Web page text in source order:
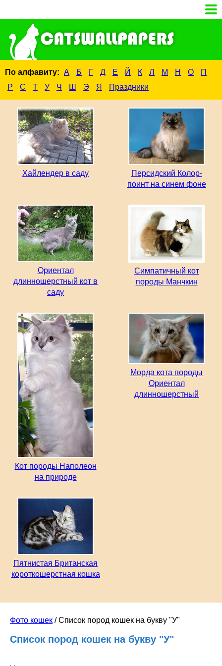
По алфавиту: А Б Г Д Е Й К Л М Н О
П
Р
С Т У Ч Ш Э Я Праздники
Фото кошек / Список пород кошек на букву "У"
Список пород кошек на букву "У"
Хайлендер в саду
Персидский Колор-
поинт на синем фоне
Ориентал
длинношерстный кот в
саду
Симпатичный кот
породы Манчкин
Кот породы Наполеон
на природе
Морда кота породы
Ориентал
длинношерстный
Пятнистая Британская
короткошерстная кошка